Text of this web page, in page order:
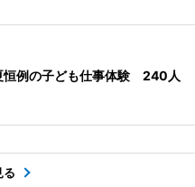
恒例の子ども仕事体験 240人
る